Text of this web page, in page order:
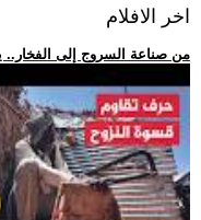
اخر الافلام
.. من صناعة السروج إلى الفخار..